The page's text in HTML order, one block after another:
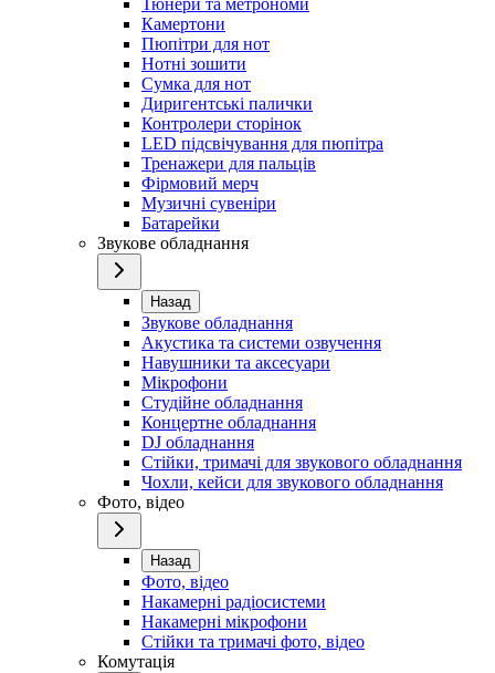
Тюнери та метрономи
Камертони
Пюпітри для нот
Нотні зошити
Сумка для нот
Диригентські палички
Контролери сторінок
LED підсвічування для пюпітра
Тренажери для пальців
Фірмовий мерч
Музичні сувеніри
Батарейки
Звукове обладнання
Назад
Звукове обладнання
Акустика та системи озвучення
Навушники та аксесуари
Мікрофони
Студійне обладнання
Концертне обладнання
DJ обладнання
Стійки, тримачі для звукового обладнання
Чохли, кейси для звукового обладнання
Фото, відео
Назад
Фото, відео
Накамерні радіосистеми
Накамерні мікрофони
Стійки та тримачі фото, відео
Комутація